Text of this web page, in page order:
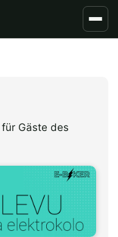
Gäste des